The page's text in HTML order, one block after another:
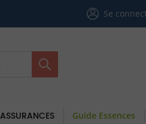
Se
ASSURANCES Guide Essences